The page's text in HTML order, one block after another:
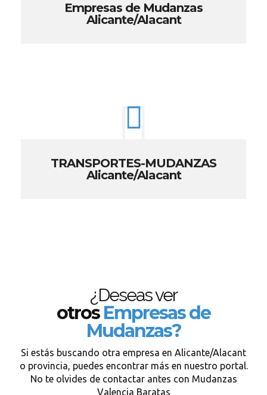
Empresas de Mudanzas
Alicante/Alacant
TRANSPORTES-MUDANZAS
Alicante/Alacant
¿Deseas ver
otrosEmpresas de
Mudanzas?
Si estás buscando otra empresa en Alicante/Alacant
o provincia, puedes encontrar más en nuestro portal.
No te olvides de contactar antes con Mudanzas
Valencia Baratas